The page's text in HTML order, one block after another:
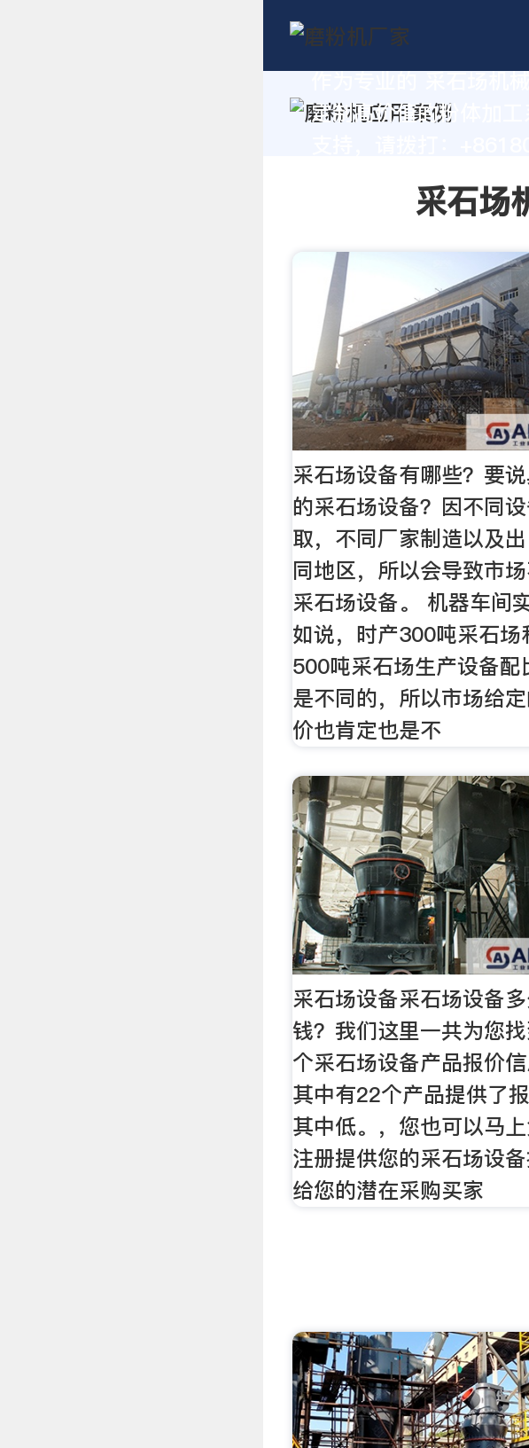
定制高价值的粉体加工
采石场
采石场设备有哪些？要
的采石场设备？因不同
取，不同厂家制造以及
同地区，所以会导致市
采石场设备。 机器车间
如说，时产300吨采石场
500吨采石场生产设备配
是不同的，所以市场给
价也肯定也是不
采石场设备采石场设备
钱？我们这里一共为您
个采石场设备产品报价信
其中有22个产品提供了报
其中低。，您也可以马
注册提供您的采石场设
给您的潜在采购买家